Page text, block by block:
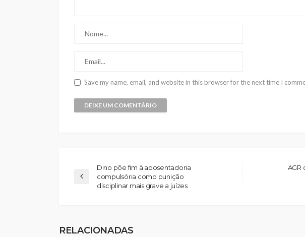
Save my name, email, and website in this browser for the next time I
Dino põe fim à aposentadoria
compulsória como punição
disciplinar mais grave a juízes
AGR
RELACIONADAS